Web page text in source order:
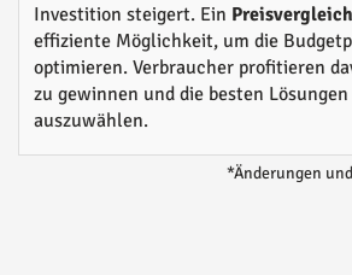
Investition steigert. Ein Preisvergleich
effiziente Möglichkeit, um die
optimieren. Verbraucher profitieren
zu gewinnen und die besten
auszuwählen.
*Änderungen